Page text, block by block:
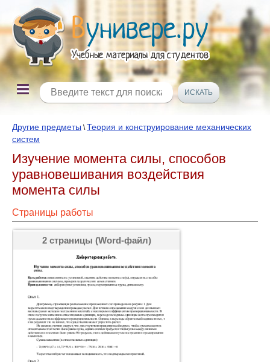
Другие предметы \Теория и конструирование механических
систем
Изучение момента силы, способов
уравновешивания воздействия
момента силы
Страницы работы
2 страницы (Word-файл)